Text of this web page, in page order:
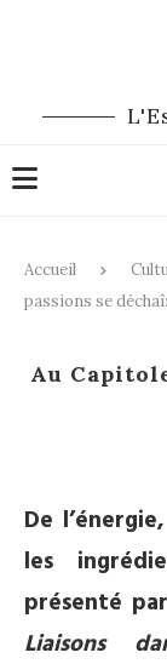
Accueil
passions se
Au
De
les
présenté
Liaisons